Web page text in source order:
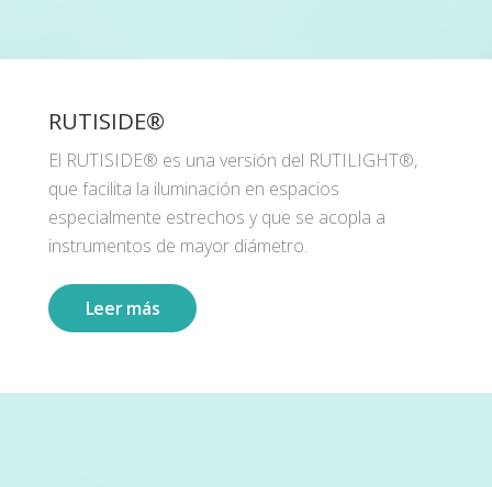
RUTISIDE®
El RUTISIDE® es una versión del RUTILIGHT®,
que facilita la iluminación en espacios
especialmente estrechos y que se acopla a
instrumentos de mayor diámetro.
Leer más